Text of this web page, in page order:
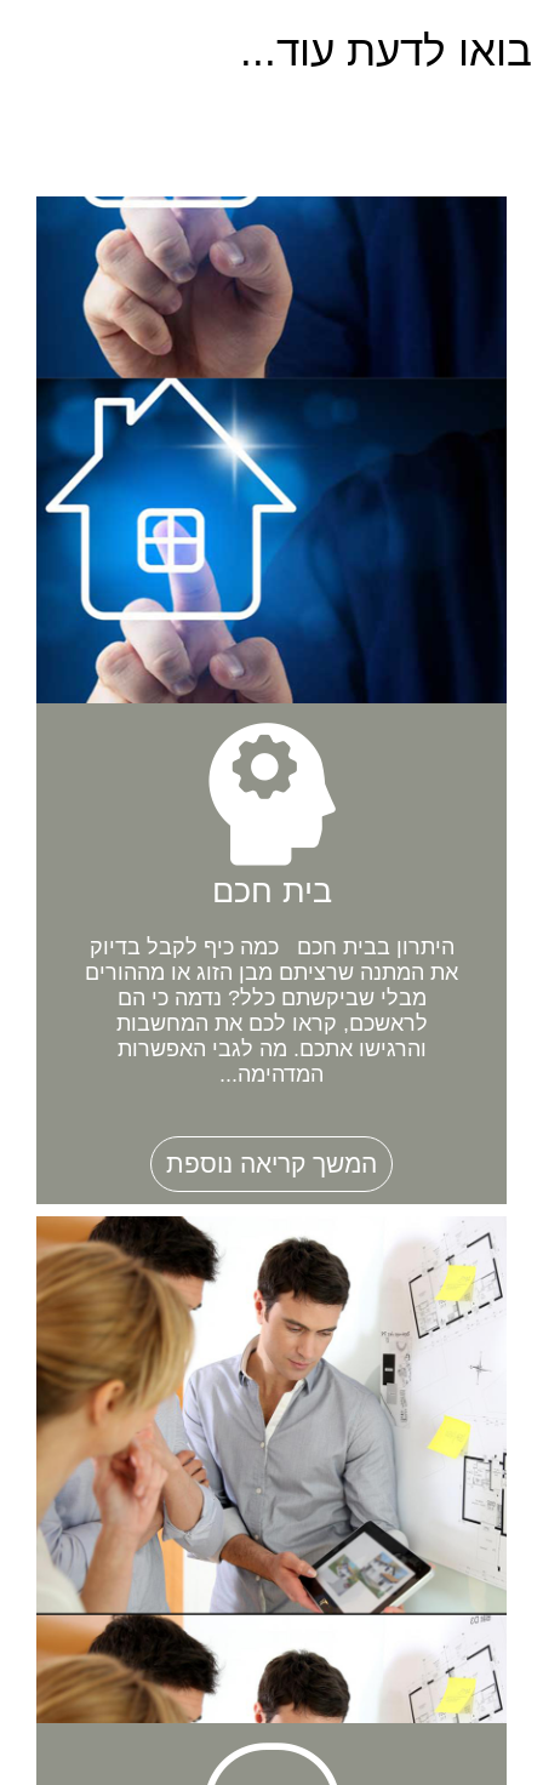
בואו לדעת עוד...
בית חכם
היתרון בבית חכם כמה כיף לקבל בדיוק
את המתנה שרציתם מבן הזוג או מההורים
מבלי שביקשתם כלל? נדמה כי הם
לראשכם, קראו לכם את המחשבות
והרגישו אתכם. מה לגבי האפשרות
המדהימה...
המשך קריאה נוספת